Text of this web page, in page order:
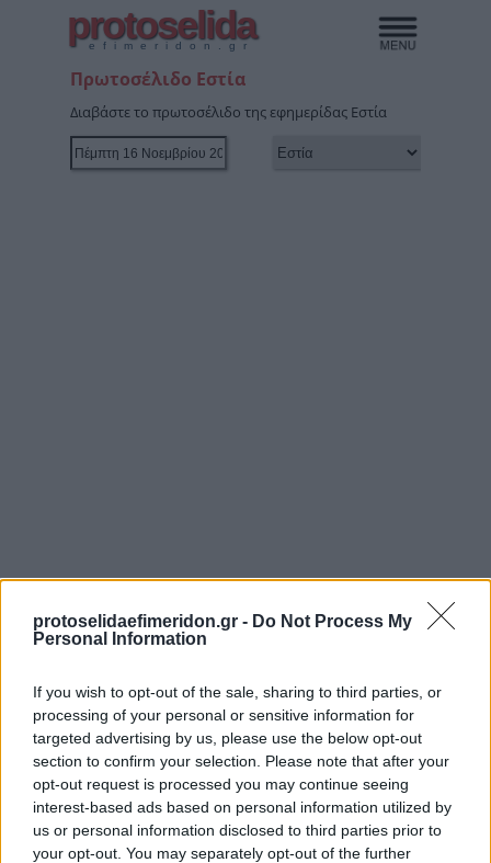
protoselidaefimeridon.gr - Do Not Process My
Personal Information
If you wish to opt-out of the sale, sharing to third parties, or
processing of your personal or sensitive information for
targeted advertising by us, please use the below opt-out
section to confirm your selection. Please note that after your
opt-out request is processed you may continue seeing
interest-based ads based on personal information utilized by
us or personal information disclosed to third parties prior to
your opt-out. You may separately opt-out of the further
protoselida
efimeridon.gr
Πρωτοσέλιδο Εστία
Διαβάστε το πρωτοσέλιδο της εφημερίδας Εστία
Προηγούμενη
Μακελειό
Επόμενη
Espresso